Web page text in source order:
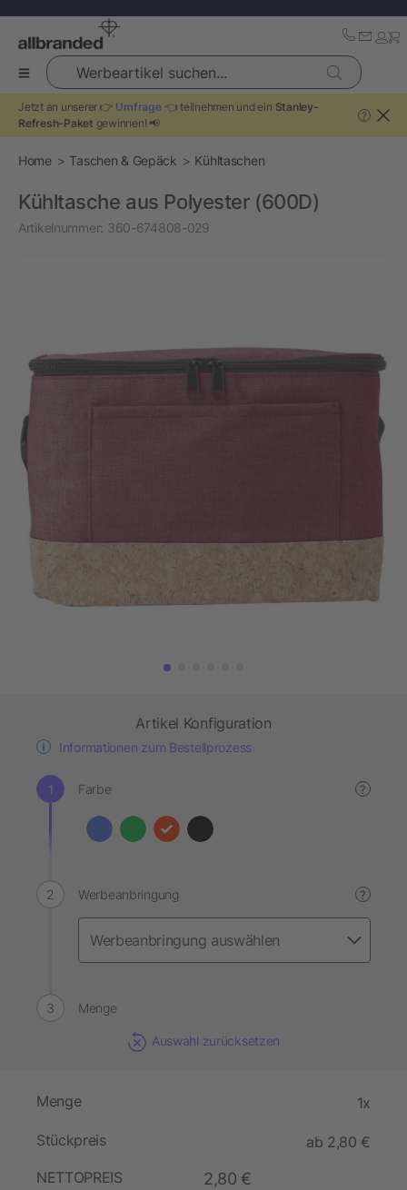
Werbeartikel suchen...
Jetzt an unserer 👉 Umfrage👈 teilnehmen und ein Stanley-
Refresh-Paket gewinnen! 📢
?
Home Taschen & Gepäck Kühltaschen
Kühltasche aus Polyester (600D)
Artikelnummer: 360-674808-029
Artikel Konfiguration
Informationen zum Bestellprozess
Farbe ?
Werbeanbringung ?
Menge
Auswahl zurücksetzen
Menge 1x
Stückpreis
ab 2,80 €
NETTOPREIS
2,80 €